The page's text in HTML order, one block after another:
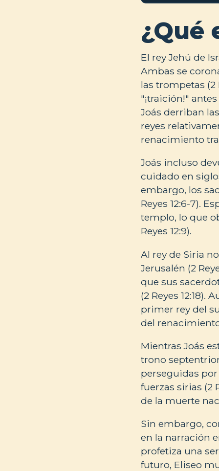
¿Qué
El rey Jehú de
Ambas se
las trompetas (2
"¡traición!" antes
Joás derriban las
reyes
renacimiento
Joás incluso
cuidado en
embargo, los
Reyes 12:6-7).
templo, lo que
Reyes 12:9).
Al rey de Siria
Jerusalén (2
que sus
(2 Reyes
primer rey del
del
Mientras Joás
trono
perseguidas por
fuerzas sirias (2
de la muerte
Sin embargo,
en la narración
profetiza una
futuro, Eliseo